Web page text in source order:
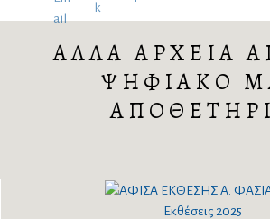
ΑΛΛΑ ΑΡΧΕΙΑ
ΨΗΦΙΑΚΟ
Εκθέσεις 2025